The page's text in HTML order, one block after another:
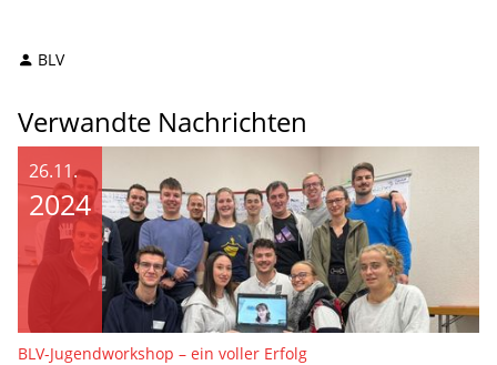
BLV
Verwandte Nachrichten
26.11.
2024
BLV-Jugendworkshop – ein voller Erfolg